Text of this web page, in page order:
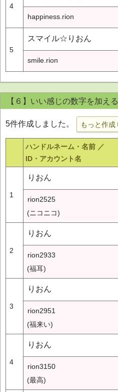
4
happiness.rion
5
スマイル☆りおん
smile.rion
【６】いい感じの数字を加える
5件作成しました。 もっと作成
ハンドルネーム・名前 ／
ID・アカウント名
1
りおん
rion2525
(ニコニコ)
2
りおん
rion2933
(福耳)
3
りおん
rion2951
(福来い)
4
りおん
rion3150
(最高)